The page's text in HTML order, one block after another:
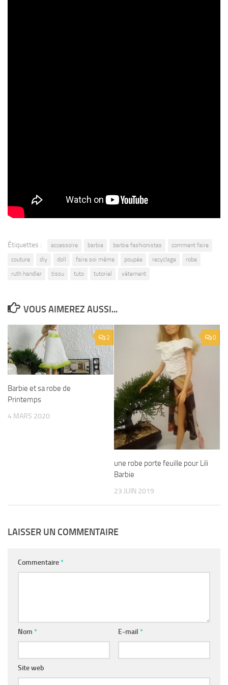
Étiquettes : accessoire barbie barbie fashionistas
comment faire
couture
diy doll faire soi même poupée recyclage
robe
ruth handler
tissu tuto tutoriel vêtement
VOUS AIMEREZ AUSSI...
2
Barbie et sa robe de
Printemps
4 MARS 2020
0
une robe porte feuille pour Lili
Barbie
23 JUIN 2019
LAISSER UN COMMENTAIRE
Commentaire*
Nom * E-mail *
Site web